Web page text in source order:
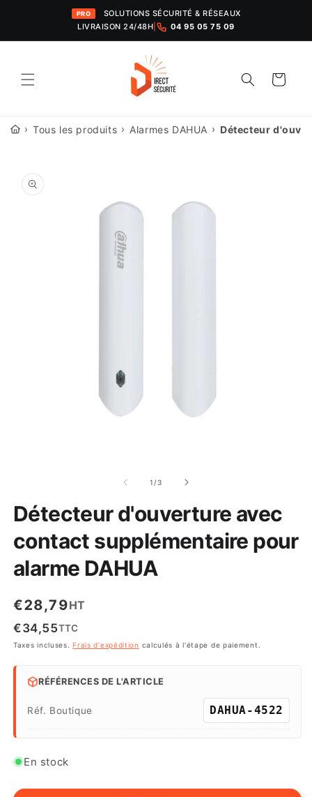
contenu
PRO
SOLUTIONS SÉCURITÉ & RÉSEAUX
LIVRAISON 24/48H
04 95 05 75 09
Panier
› Tous les produits › Alarmes DAHUA › Détecteur
informations
produits
une
fenêtre
1 /de
3
Détecteur d'ouverture avec
contact supplémentaire pour
alarme DAHUA
€28,79HT
€34,55TTC
Taxes incluses.Frais d'expédition calculés à l'étape de paiement.
RÉFÉRENCES DE L'ARTICLE
Réf. Boutique DAHUA-4522
En stock